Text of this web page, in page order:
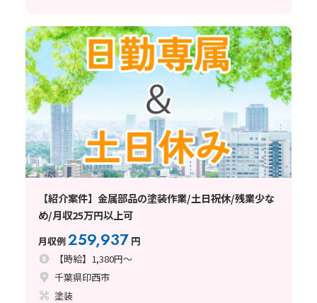
【紹介案件】金属部品の塗装作業/土日祝休/残業少な
め/月収25万円以上可
月収例259,937 円
【時給】1,380円～
千葉県印西市
塗装